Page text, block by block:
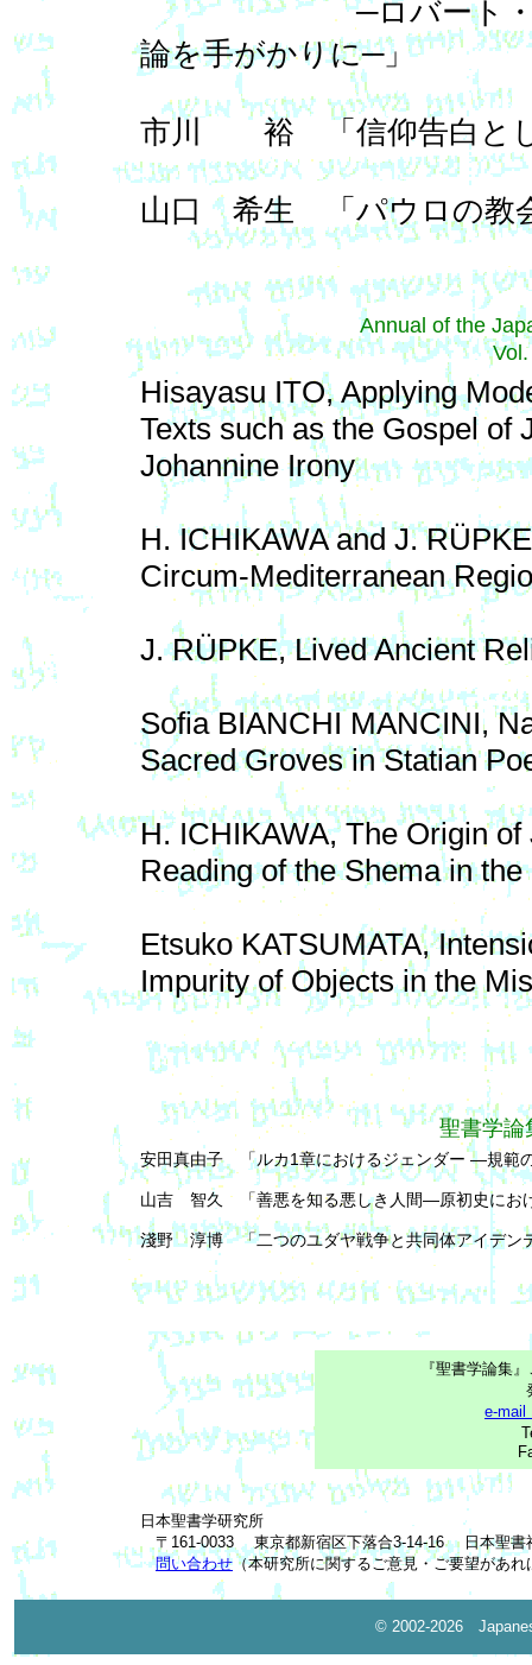
─ロバート・E・シ
論を手がかりに─」
市川 裕 「信仰告白とし
山口 希生 「パウロの教
Annual of the
Hisayasu ITO, Applying
Texts such as the Gospel of
Johannine Irony
H. ICHIKAWA and J.
Circum-Mediterranean
J. RÜPKE, Lived Ancient
Sofia BIANCHI MANCINI,
Sacred Groves in Statian
H. ICHIKAWA, The Origin
Reading of the Shema in
Etsuko KATSUMATA,
Impurity of Objects in the
聖書学
安田真由子 「ルカ1章におけるジェンダー ―規範
山吉 智久 「善悪を知る悪しき人間―原初史にお
淺野 淳博 「二つのユダヤ戦争と共同体アイデン
『聖書学論集
e-mail
日本聖書学研究所
〒161-0033 東京都新宿区下落合3-14-16 日本聖書
問い合わせ （本研究所に関するご意見・ご要望があ
© 2002-2026